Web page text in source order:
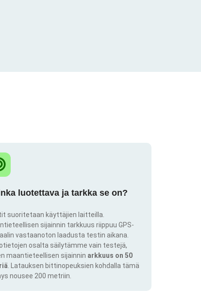
luotettava ja tarkka se on?
suoritetaan käyttäjien laitteilla.
sijainnin tarkkuus riippuu GPS-
vastaanoton laadusta testin aikana.
osalta säilytämme vain testejä,
maantieteellisen sijainnin arkkuus on 50
. Latauksen bittinopeuksien kohdalla tämä
nousee 200 metriin.